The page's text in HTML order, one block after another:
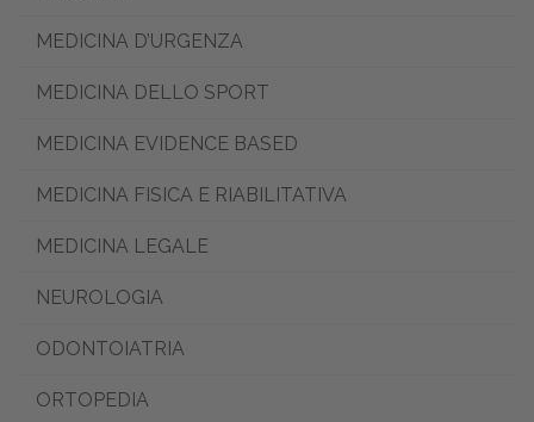
MEDICINA D’URGENZA
MEDICINA DELLO SPORT
MEDICINA EVIDENCE BASED
MEDICINA FISICA E RIABILITATIVA
MEDICINA LEGALE
NEUROLOGIA
ODONTOIATRIA
ORTOPEDIA